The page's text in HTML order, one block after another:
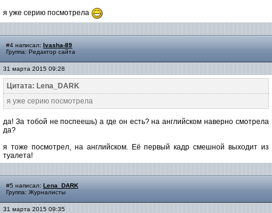
я уже серию посмотрела
#4 написал: Ivasha-89
Группа: Редактор сайта
31 марта 2015 09:28
Цитата: Lena_DARK
я уже серию посмотрела
да! За тобой не поспеешь) а где он есть? на английском наверно смотрела
да?
я тоже посмотрел, на английском. Её первый кадр смешной выходит из
туалета!
#5 написал: Lena_DARK
Группа: Журналисты
31 марта 2015 09:35